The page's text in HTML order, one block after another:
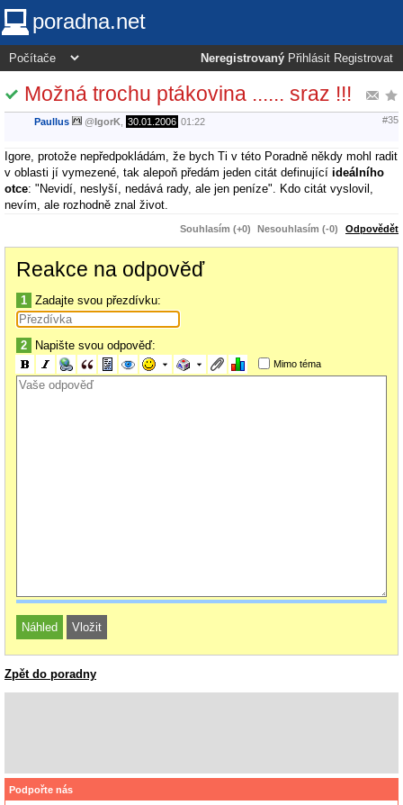
poradna.net
Neregistrovaný Přihlásit Registrovat
Možná trochu ptákovina ...... sraz !!!
Paullus @IgorK 30.01.2006 01:22 #35
Igore, protože nepředpokládám, že bych Ti v této Poradně někdy mohl radit
v oblasti jí vymezené, tak alepoň předám jeden citát definující ideálního
otce: "Nevidí, neslyší, nedává rady, ale jen peníze". Kdo citát vyslovil,
nevím, ale rozhodně znal život.
Souhlasím (+0) Nesouhlasím (-0) Odpovědět
Reakce na odpověď
1 Zadajte svou přezdívku:
2 Napište svou odpověď:
Mimo téma
Zpět do poradny
Podpořte nás